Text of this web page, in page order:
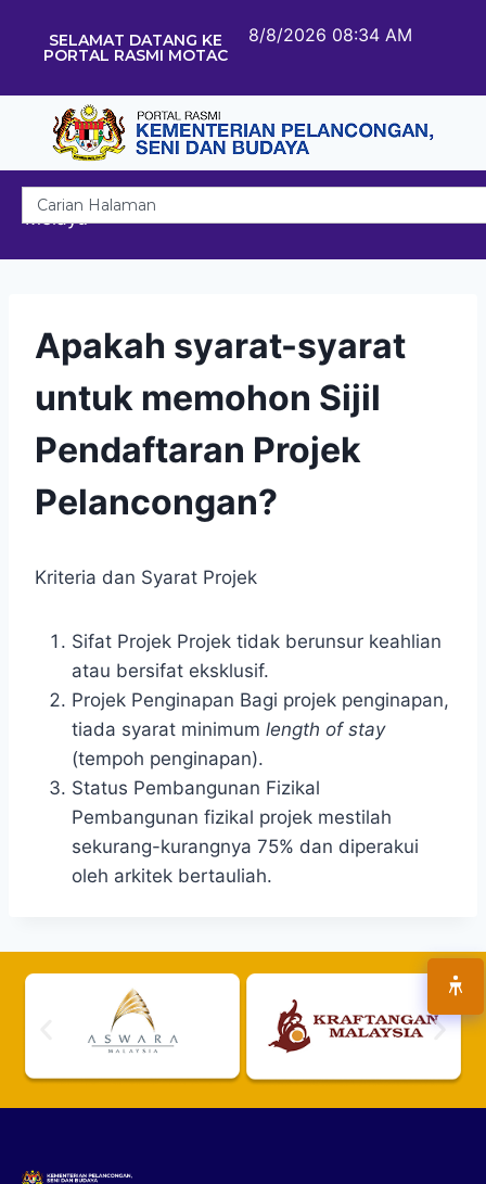
SELAMAT DATANG KE
PORTAL RASMI MOTAC
8/8/2026 08:34 AM
Melayu
Apakah syarat-syarat
untuk memohon Sijil
Pendaftaran Projek
Pelancongan?
Kriteria dan Syarat Projek
Sifat Projek Projek tidak berunsur keahlian
atau bersifat eksklusif.
Projek Penginapan Bagi projek penginapan,
tiada syarat minimum length of stay
(tempoh penginapan).
Status Pembangunan Fizikal
Pembangunan fizikal projek mestilah
sekurang-kurangnya 75% dan diperakui
oleh arkitek bertauliah.